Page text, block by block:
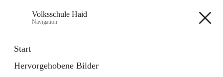
Volksschule Haid
Navigation
Start
Hervorgehobene Bilder